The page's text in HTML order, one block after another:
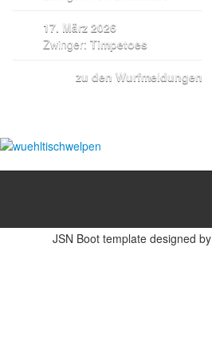
17. März 2026
Zwinger: Timpetoes
zu den Wurfmeldungen
JSN Boot template designed by